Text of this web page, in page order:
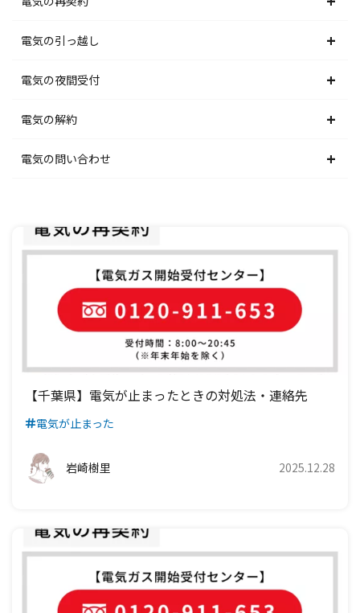
東京電力エリア
北陸電力エリア
中部電力エリア
関西電力エリア
四国電力エリア
九州電力エリア
東北電力エリア
東京電力エリア
北陸電力エリア
中部電力エリア
中国電力エリア
四国電力エリア
九州電力エリア
北海道電力エリア
東北電力エリア
東京電力エリア
北陸電力エリア
関西電力エリア
中国電力エリア
四国電力エリア
電気の引っ越し
北海道電力エリア
東北電力エリア
東京電力エリア
中部電力エリア
関西電力エリア
中国電力エリア
九州電力エリア
電気の夜間受付
北海道電力エリア
東北電力エリア
北陸電力エリア
中部電力エリア
関西電力エリア
四国電力エリア
九州電力エリア
電気の解約
北海道電力エリア
東京電力エリア
北陸電力エリア
中部電力エリア
中国電力エリア
四国電力エリア
九州電力エリア
電気の問い合わせ
東北電力エリア
東京電力エリア
北陸電力エリア
関西電力エリア
中国電力エリア
四国電力エリア
【千葉県】電気が止まったときの対処法・連絡先
電気が止まった
岩崎樹里 2025.12.28